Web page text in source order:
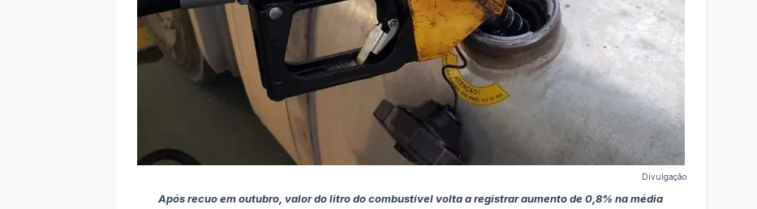
Divulgação
Após recuo em outubro, valor do litro do combustível volta a registrar aumento de 0,8% na média